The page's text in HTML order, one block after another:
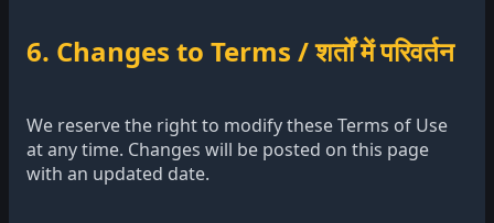
6. Changes to Terms / शर्तों में परिवर्तन
We reserve the right to modify these Terms of Use
at any time. Changes will be posted on this page
with an updated date.